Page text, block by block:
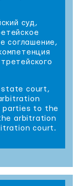
суд,
соглашение,
state court,
parties to the
arbitration
court.